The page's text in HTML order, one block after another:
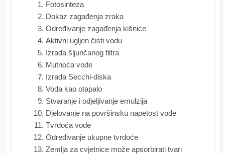
Fotosinteza
Dokaz zagađenja zraka
Određivanje zagađenja kišnice
Aktivni ugljen čisti vodu
Izrada šljunčanog filtra
Mutnoća vode
Izrada Secchi-diska
Voda kao otapalo
Stvaranje i odjeljivanje emulzija
Djelovanje na površinsku napetost vode
Tvrdoća vode
Određivanje ukupne tvrdoće
Zemlja za cvjetnice može apsorbirati tvari